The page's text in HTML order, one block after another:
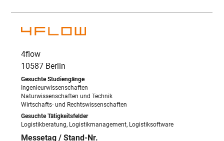
4flow
10587 Berlin
Ingenieurwissenschaften
Naturwissenschaften und Technik
Wirtschafts- und Rechtswissenschaften
Logistikberatung, Logistikmanagement, Logistiksoftware